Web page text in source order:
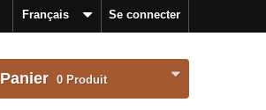
Se connecter
Français
Panier 0 Produit